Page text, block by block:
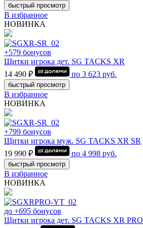
быстрый просмотр
В избранное
НОВИНКА
+579 бонусов
Щитки игрока дет. SG TACKS XR
14 490 ₽
по 3 623 руб.
быстрый просмотр
В избранное
НОВИНКА
+799 бонусов
Щитки игрока муж. SG TACKS XR SR
19 990 ₽
по 4 998 руб.
быстрый просмотр
В избранное
НОВИНКА
до +695 бонусов
Щитки игрока дет. SG TACKS XR PRO